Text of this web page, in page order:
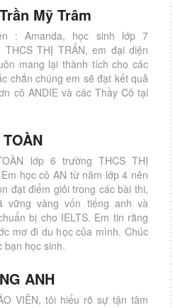
Mỹ Trâm
: Amanda, học sinh lớp 7
THCS THỊ TRẤN, em đại diện
mang lại thành tích cho các
chắn chúng em sẽ đạt kết quả
cô ANDIE và các Thầy Cô tại
lớp 6 trường THCS THỊ
học cô AN từ năm lớp 4 nên
đạt điểm giỏi trong các bài thi,
vững vàng vốn tiếng anh và
bị cho IELTS. Em tin rằng
mơ đi du học của mình. Chúc
bạn học sinh.
ANH
VIÊN, tôi hiểu rõ sự tận tâm